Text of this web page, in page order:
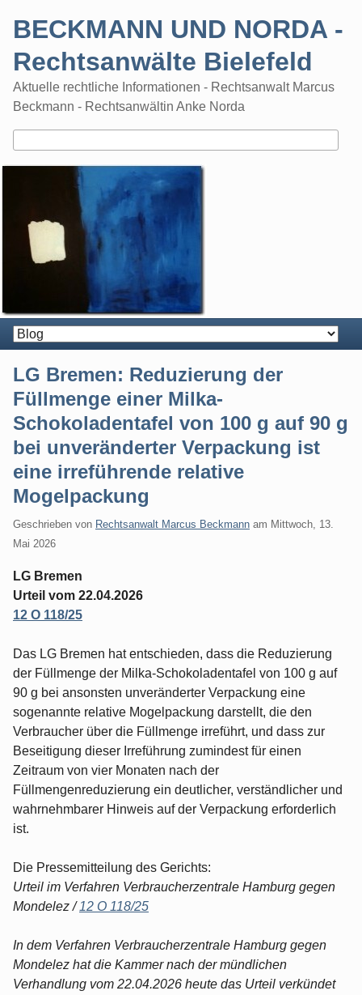
BECKMANN UND NORDA -
Rechtsanwälte Bielefeld
Aktuelle rechtliche Informationen - Rechtsanwalt Marcus
Beckmann - Rechtsanwältin Anke Norda
LG Bremen: Reduzierung der
Füllmenge einer Milka-
Schokoladentafel von 100 g auf 90 g
bei unveränderter Verpackung ist
eine irreführende relative
Mogelpackung
Geschrieben von Rechtsanwalt Marcus Beckmann am Mittwoch, 13.
Mai 2026
LG Bremen
Urteil vom 22.04.2026
12 O 118/25
Das LG Bremen hat entschieden, dass die Reduzierung
der Füllmenge der Milka-Schokoladentafel von 100 g auf
90 g bei ansonsten unveränderter Verpackung eine
sogenannte relative Mogelpackung darstellt, die den
Verbraucher über die Füllmenge irreführt, und dass zur
Beseitigung dieser Irreführung zumindest für einen
Zeitraum von vier Monaten nach der
Füllmengenreduzierung ein deutlicher, verständlicher und
wahrnehmbarer Hinweis auf der Verpackung erforderlich
ist.
Die Pressemitteilung des Gerichts:
Urteil im Verfahren Verbraucherzentrale Hamburg gegen
Mondelez /12 O 118/25
In dem Verfahren Verbraucherzentrale Hamburg gegen
Mondelez hat die Kammer nach der mündlichen
Verhandlung vom 22.04.2026 heute das Urteil verkündet